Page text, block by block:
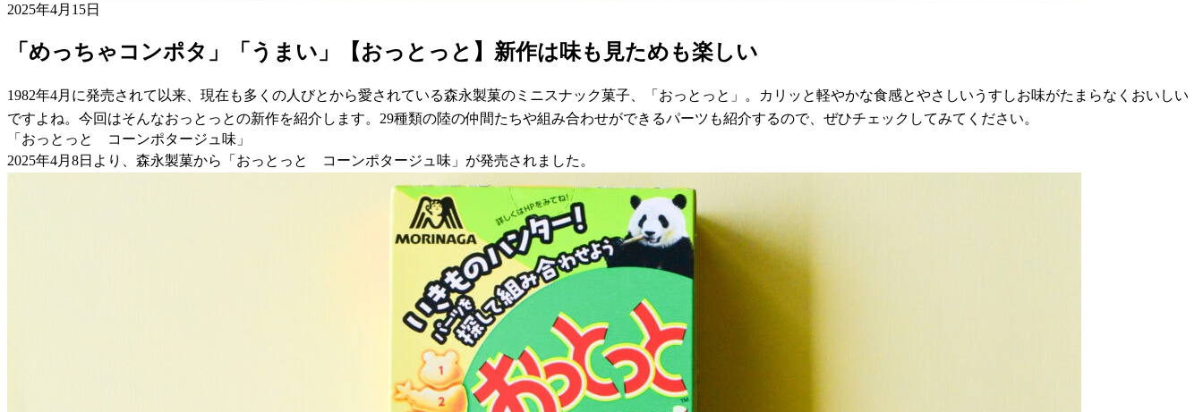
2025年4月15日
「めっちゃコンポタ」「うまい」【おっとっと】新作は味も見ためも楽しい
1982年4月に発売されて以来、現在も多くの人びとから愛されている森永製菓のミニスナック菓子、「おっとっと」。カリッと軽やかな食感とやさしいうすしお味がたまらなくおいしい
ですよね。今回はそんなおっとっとの新作を紹介します。29種類の陸の仲間たちや組み合わせができるパーツも紹介するので、ぜひチェックしてみてください。
「おっとっと コーンポタージュ味」
2025年4月8日より、森永製菓から「おっとっと コーンポタージュ味」が発売されました。